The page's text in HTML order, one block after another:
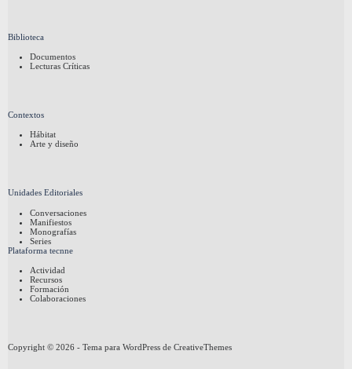
Biblioteca
Documentos
Lecturas Críticas
Contextos
Hábitat
Arte y diseño
Unidades Editoriales
Conversaciones
Manifiestos
Monografías
Series
Plataforma tecnne
Actividad
Recursos
Formación
Colaboraciones
Copyright © 2026 - Tema para WordPress de CreativeThemes